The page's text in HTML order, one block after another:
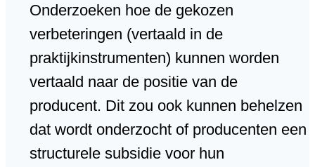
Onderzoeken hoe de gekozen
verbeteringen (vertaald in de
praktijkinstrumenten) kunnen worden
vertaald naar de positie van de
producent. Dit zou ook kunnen behelzen
dat wordt onderzocht of producenten een
structurele subsidie voor hun